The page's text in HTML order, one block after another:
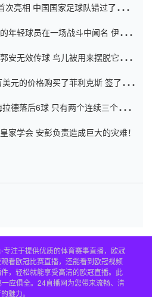
亮相 中国国家足球队错过了世界
年轻球员在一场战斗中闻名 伊万放
安无效传球 鸟儿被用来摆脱它
元的价格购买了菲利克斯 签了7年
德落后6球 只有两个连续三个连续
家学会 安彭负责造成巨大的灾难！
注于提供优质的体育赛事直播，欧冠
看欧冠比赛直播，还能看到欧冠视频
，轻松就能享受高清的欧冠直播。此
应俱全。24直播网为您带来流畅、清
魅力。